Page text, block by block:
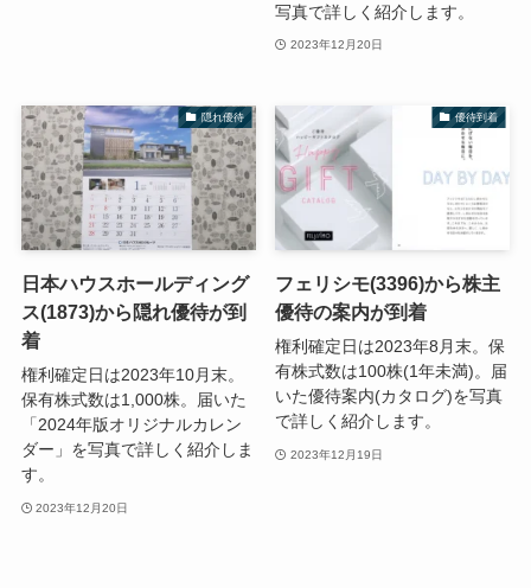
写真で詳しく紹介します。
2023年12月20日
隠れ優待
日本ハウスホールディング
ス(1873)から隠れ優待が到
着
権利確定日は2023年10月末。
保有株式数は1,000株。届いた
「2024年版オリジナルカレン
ダー」を写真で詳しく紹介しま
す。
2023年12月20日
優待到着
フェリシモ(3396)から株主
優待の案内が到着
権利確定日は2023年8月末。保
有株式数は100株(1年未満)。届
いた優待案内(カタログ)を写真
で詳しく紹介します。
2023年12月19日